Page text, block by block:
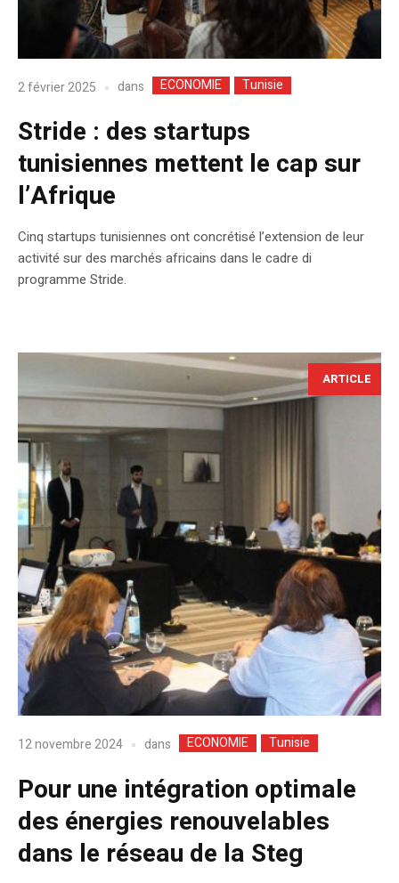
2 février 2025 dans ECONOMIE Tunisie
Stride : des startups
tunisiennes mettent le cap sur
l’Afrique
Cinq startups tunisiennes ont concrétisé l’extension de leur
activité sur des marchés africains dans le cadre di
programme Stride.
ARTICLE
12 novembre 2024 dans ECONOMIE Tunisie
Pour une intégration optimale
des énergies renouvelables
dans le réseau de la Steg